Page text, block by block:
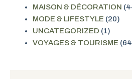
MAISON & DÉCORATION
MODE & LIFESTYLE (20)
UNCATEGORIZED (1)
VOYAGES & TOURISME